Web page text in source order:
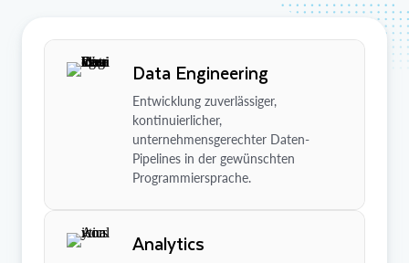
Data Engineering
Entwicklung zuverlässiger,
kontinuierlicher,
unternehmensgerechter Daten-
Pipelines in der gewünschten
Programmiersprache.
Analytics